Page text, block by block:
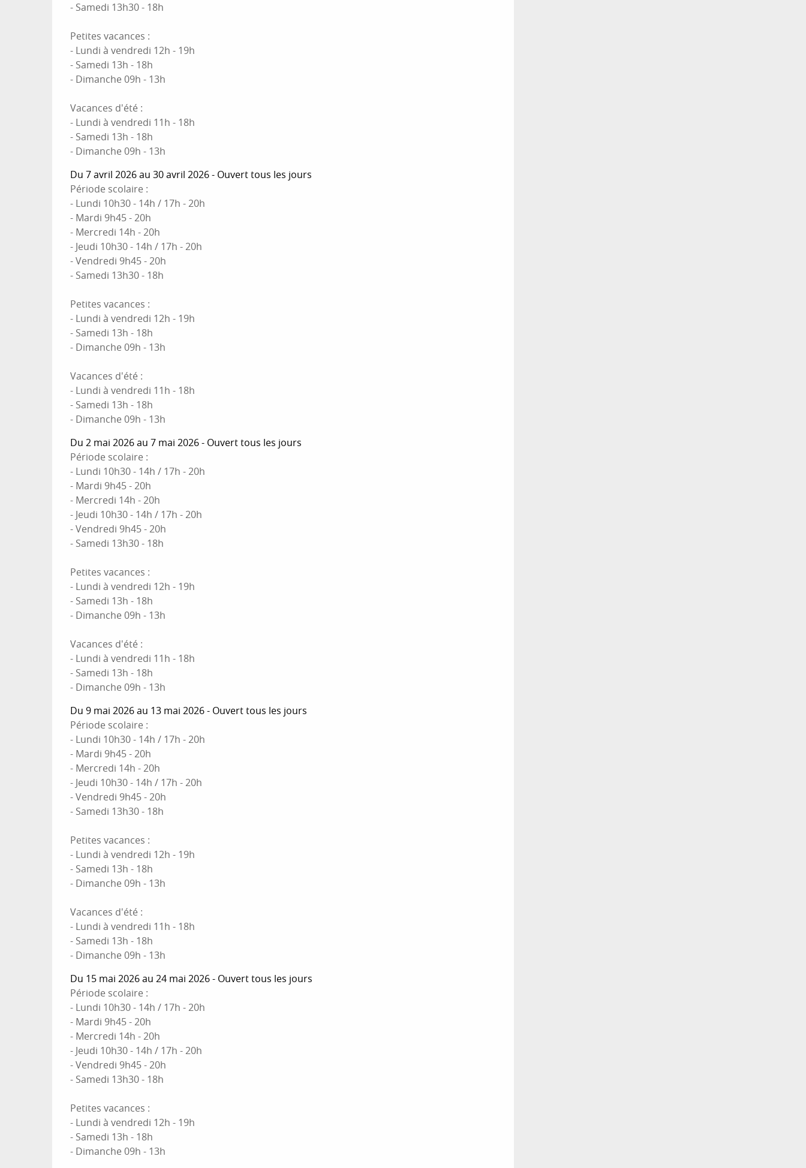
- Samedi 13h30 - 18h
Petites vacances :
- Lundi à vendredi 12h - 19h
- Samedi 13h - 18h
- Dimanche 09h - 13h
Vacances d'été :
- Lundi à vendredi 11h - 18h
- Samedi 13h - 18h
- Dimanche 09h - 13h
Du 7 avril 2026 au 30 avril 2026 - Ouvert tous les jours
Période scolaire :
- Lundi 10h30 - 14h / 17h - 20h
- Mardi 9h45 - 20h
- Mercredi 14h - 20h
- Jeudi 10h30 - 14h / 17h - 20h
- Vendredi 9h45 - 20h
- Samedi 13h30 - 18h
Petites vacances :
- Lundi à vendredi 12h - 19h
- Samedi 13h - 18h
- Dimanche 09h - 13h
Vacances d'été :
- Lundi à vendredi 11h - 18h
- Samedi 13h - 18h
- Dimanche 09h - 13h
Du 2 mai 2026 au 7 mai 2026 - Ouvert tous les jours
Période scolaire :
- Lundi 10h30 - 14h / 17h - 20h
- Mardi 9h45 - 20h
- Mercredi 14h - 20h
- Jeudi 10h30 - 14h / 17h - 20h
- Vendredi 9h45 - 20h
- Samedi 13h30 - 18h
Petites vacances :
- Lundi à vendredi 12h - 19h
- Samedi 13h - 18h
- Dimanche 09h - 13h
Vacances d'été :
- Lundi à vendredi 11h - 18h
- Samedi 13h - 18h
- Dimanche 09h - 13h
Du 9 mai 2026 au 13 mai 2026 - Ouvert tous les jours
Période scolaire :
- Lundi 10h30 - 14h / 17h - 20h
- Mardi 9h45 - 20h
- Mercredi 14h - 20h
- Jeudi 10h30 - 14h / 17h - 20h
- Vendredi 9h45 - 20h
- Samedi 13h30 - 18h
Petites vacances :
- Lundi à vendredi 12h - 19h
- Samedi 13h - 18h
- Dimanche 09h - 13h
Vacances d'été :
- Lundi à vendredi 11h - 18h
- Samedi 13h - 18h
- Dimanche 09h - 13h
Du 15 mai 2026 au 24 mai 2026 - Ouvert tous les jours
Période scolaire :
- Lundi 10h30 - 14h / 17h - 20h
- Mardi 9h45 - 20h
- Mercredi 14h - 20h
- Jeudi 10h30 - 14h / 17h - 20h
- Vendredi 9h45 - 20h
- Samedi 13h30 - 18h
Petites vacances :
- Lundi à vendredi 12h - 19h
- Samedi 13h - 18h
- Dimanche 09h - 13h